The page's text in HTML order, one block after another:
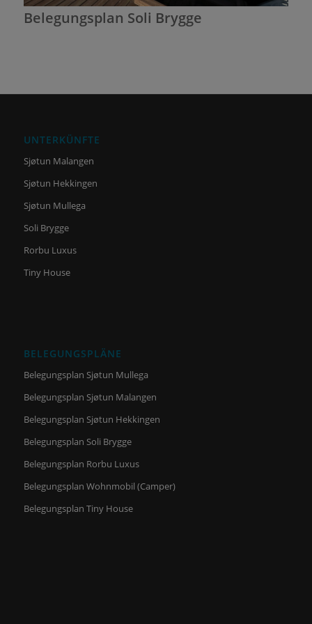
Belegungsplan Soli Brygge
UNTERKÜNFTE
Sjøtun Malangen
Sjøtun Hekkingen
Sjøtun Mullega
Soli Brygge
Rorbu Luxus
Tiny House
BELEGUNGSPLÄNE
Belegungsplan Sjøtun Mullega
Belegungsplan Sjøtun Malangen
Belegungsplan Sjøtun Hekkingen
Belegungsplan Soli Brygge
Belegungsplan Rorbu Luxus
Belegungsplan Wohnmobil (Camper)
Belegungsplan Tiny House